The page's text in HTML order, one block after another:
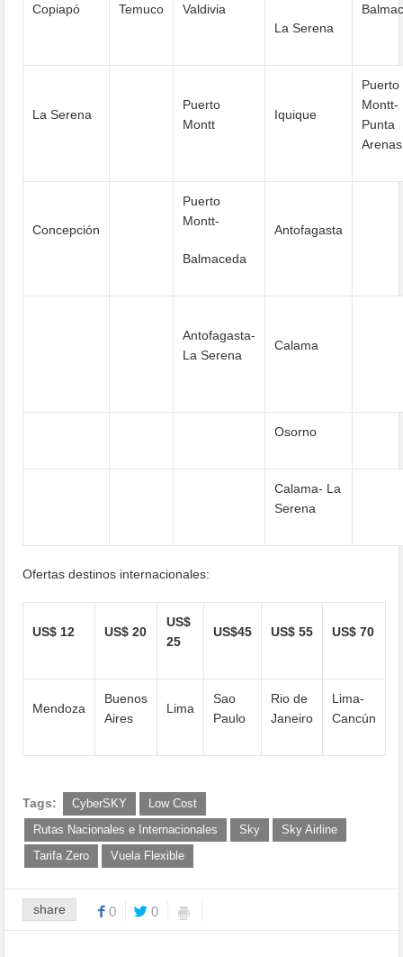
Copiapó Temuco Valdivia
La Serena
La Serena
Puerto
Montt
Iquique
Puerto
Montt-
Punta
Arenas
Concepción
Puerto
Montt-
Balmaceda
Antofagasta
Antofagasta-
La Serena
Calama
Osorno
Calama- La
Serena
Ofertas destinos internacionales:
US$ 12 US$ 20
US$
25
US$45 US$ 55 US$ 70
Mendoza
Buenos
Aires
Lima
Sao
Paulo
Rio de
Janeiro
Lima-
Cancún
Tags: CyberSKY
Low Cost
Rutas Nacionales e Internacionales
Sky
Sky Airline
Tarifa Zero
Vuela Flexible
share 0 0